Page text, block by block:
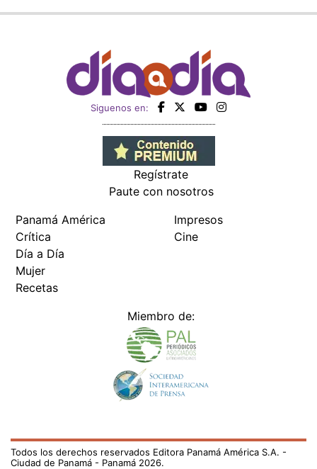
Siguenos en:
Regístrate
Paute con nosotros
Panamá América
Crítica
Día a Día
Mujer
Recetas
Impresos
Cine
Miembro de:
Todos los derechos reservados Editora Panamá América S.A. -
Ciudad de Panamá - Panamá 2026.